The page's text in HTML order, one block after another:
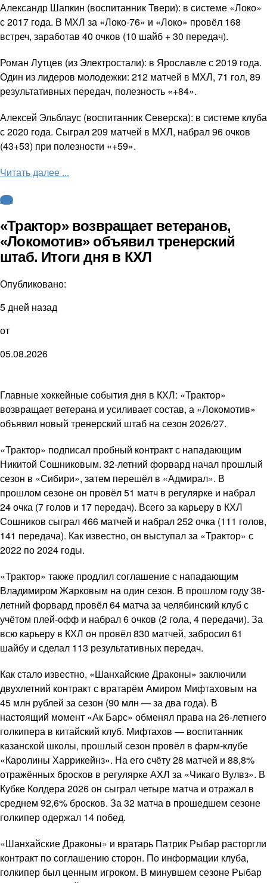
Александр Шапкин (воспитанник Твери): в системе «Локо»
с 2017 года. В МХЛ за «Локо-76» и «Локо» провёл 168
встреч, заработав 40 очков (10 шайб + 30 передач).
Роман Лутцев (из Электростали): в Ярославле с 2019 года.
Один из лидеров молодежки: 212 матчей в МХЛ, 71 гол, 89
результативных передач, полезность «+84».
Алексей Эльблаус (воспитанник Северска): в системе клуба
с 2020 года. Сыграл 209 матчей в МХЛ, набрал 96 очков
(43+53) при полезности «+59».
Читать далее ...
КХЛ
«Трактор» возвращает ветеранов,
«Локомотив» объявил тренерский
штаб. Итоги дня в КХЛ
Опубликовано:
5 дней назад
от
05.08.2026
Главные хоккейные события дня в КХЛ: «Трактор»
возвращает ветерана и усиливает состав, а «Локомотив»
объявил новый тренерский штаб на сезон 2026/27.
«Трактор» подписал пробный контракт с нападающим
Никитой Сошниковым. 32-летний форвард начал прошлый
сезон в «Сибири», затем перешёл в «Адмирал». В
прошлом сезоне он провёл 51 матч в регулярке и набрал
24 очка (7 голов и 17 передач). Всего за карьеру в КХЛ
Сошников сыграл 466 матчей и набрал 252 очка (111 голов,
141 передача). Как известно, он выступал за «Трактор» с
2022 по 2024 годы.
«Трактор» также продлил соглашение с нападающим
Владимиром Жарковым на один сезон. В прошлом году 38-
летний форвард провёл 64 матча за челябинский клуб с
учётом плей-офф и набрал 6 очков (2 гола, 4 передачи). За
всю карьеру в КХЛ он провёл 830 матчей, забросил 61
шайбу и сделал 113 результативных передач.
Как стало известно, «Шанхайские Драконы» заключили
двухлетний контракт с вратарём Амиром Мифтаховым на
45 млн рублей за сезон (90 млн — за два года). В
настоящий момент «Ак Барс» обменял права на 26-летнего
голкипера в китайский клуб. Мифтахов — воспитанник
казанской школы, прошлый сезон провёл в фарм-клубе
«Каролины Харрикейнз». На его счёту 28 матчей и 88,8%
отражённых бросков в регулярке АХЛ за «Чикаго Вулвз». В
Кубке Колдера 2026 он сыграл четыре матча и отражал в
среднем 92,6% бросков. За 32 матча в прошедшем сезоне
голкипер одержал 14 побед.
«Шанхайские Драконы» и вратарь Патрик Рыбар расторгли
контракт по соглашению сторон. По информации клуба,
голкипер был ценным игроком. В минувшем сезоне Рыбар